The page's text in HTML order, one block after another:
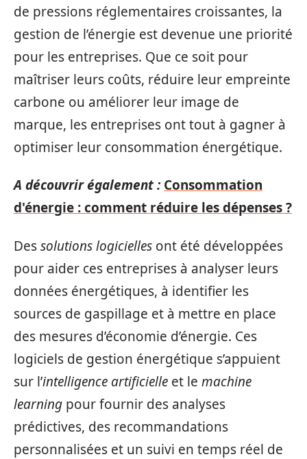
de pressions réglementaires croissantes, la
gestion de l’énergie est devenue une priorité
pour les entreprises. Que ce soit pour
maîtriser leurs coûts, réduire leur empreinte
carbone ou améliorer leur image de
marque, les entreprises ont tout à gagner à
optimiser leur consommation énergétique.
A découvrir également : Consommation
d'énergie : comment réduire les dépenses ?
Dessolutions logicielles ont été développées
pour aider ces entreprises à analyser leurs
données énergétiques, à identifier les
sources de gaspillage et à mettre en place
des mesures d’économie d’énergie. Ces
logiciels de gestion énergétique s’appuient
sur l’intelligence artificielle et le machine
learning pour fournir des analyses
prédictives, des recommandations
personnalisées et un suivi en temps réel de